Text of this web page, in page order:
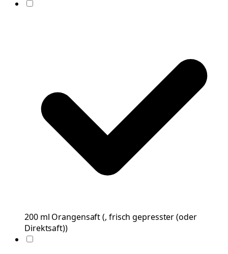
200 ml Orangensaft(, frisch gepresster (oder
Direktsaft))